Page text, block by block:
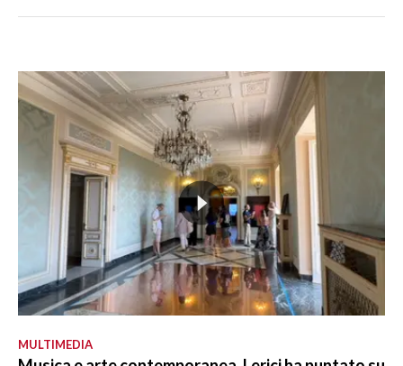
MULTIMEDIA